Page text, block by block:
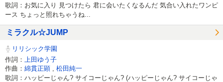
歌詞：お気に入り 見つけたら 君に会いたくなるんだ 気合い入れたワンピ
ース ちょっと照れちゃうね...
ミラクル☆JUMP
リリシック学園
作詞：
上田ゆう子
作曲： 綿貫正顕 松田純一
歌詞：ハッピーじゃん? サイコーじゃん? (ハッピーじゃん? サイコーじゃ